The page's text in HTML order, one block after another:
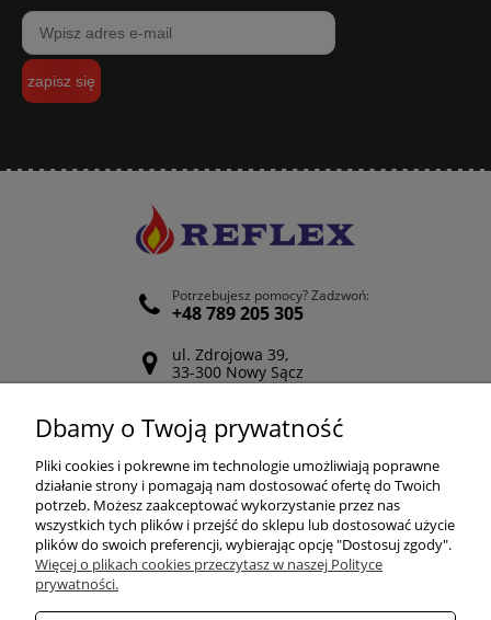
zapisz się
Potrzebujesz pomocy? Zadzwoń:
+48 789 205 305
ul. Zdrojowa 39,
33-300 Nowy Sącz
Odwiedź nasz Facebook
POMOC
ZAKUPY
MOJE KONTO
Dbamy o Twoją prywatność
Pliki cookies i pokrewne im technologie umożliwiają poprawne
działanie strony i pomagają nam dostosować ofertę do Twoich
potrzeb. Możesz zaakceptować wykorzystanie przez nas
wszystkich tych plików i przejść do sklepu lub dostosować użycie
plików do swoich preferencji, wybierając opcję "Dostosuj zgody".
Więcej o plikach cookies przeczytasz w naszej Polityce
prywatności.